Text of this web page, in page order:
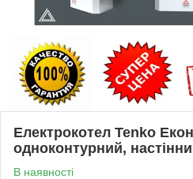
Електрокотел Tenko
одноконтурний,
В наявності